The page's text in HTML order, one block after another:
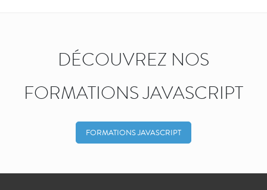
DÉCOUVREZ NOS
FORMATIONS JAVASCRIPT
FORMATIONS JAVASCRIPT